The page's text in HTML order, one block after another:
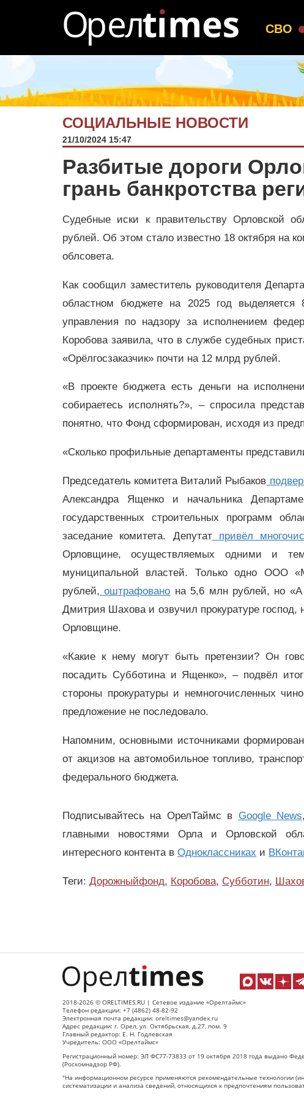
СВО
СОЦИАЛЬНЫЕ НОВОСТИ
21/10/2024 15:47
Разбитые дороги
грань банкротства
Судебные иски к правительству Орловской
рублей. Об этом стало известно 18 октября на
облсовета.
Как сообщил заместитель руководителя
областном бюджете на 2025 год
управления по надзору за исполнением
Коробова заявила, что в службе судебных
«Орёлгосзаказчик» почти на 12 млрд рублей.
«В проекте бюджета есть деньги на
собираетесь исполнять?», – спросила
понятно, что Фонд сформирован, исходя из
«Сколько профильные департаменты
Председатель комитета Виталий Рыбаков
Александра Ященко и начальника
государственных строительных программ
заседание комитета. Депутатпривёл
Орловщине, осуществляемых одними и
муниципальной властей. Только одно ООО
рублей, оштрафовано на 5,6 млн рублей, но
Дмитрия Шахова и озвучил прокуратуре
Орловщине.
«Какие к нему могут быть претензии? Он
посадить Субботина и Ященко», – подвёл
стороны прокуратуры и немногочисленных
предложение не последовало.
Напомним, основными источниками
от акцизов на автомобильное топливо,
федерального бюджета.
Подписывайтесь на ОрелТаймс в Google News
главными новостями Орла и Орловской
интересного контента в Одноклассниках и
Теги: Дорожныйфонд, Коробова, Субботин,
2018-2026 © ORELTIMES.RU | Сетевое издание «Орелтаймс»
Телефон редакции: +7 (4862) 48-82-92
Электронная почта редакции: oreltimes@yandex.ru
Адрес редакции: г. Орел, ул. Октябрьская, д.27, пом. 9
Главный редактор: Е. Н. Годлевская
Учредитель: ООО «Орелтаймс»
Регистрационный номер: ЭЛ ФС77-73833 от 19 октября 2018 года выдано
(Роскомнадзор РФ).
"На информационном ресурсе применяются рекомендательные технологии
систематизации и анализа сведений, относящихся к предпочтениям